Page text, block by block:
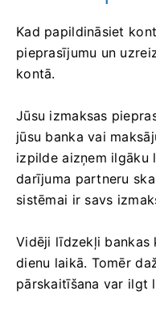
Kad papildināsiet
pieprasījumu un
kontā.
Jūsu izmaksas
jūsu banka vai
izpilde aizņem ilgāku
darījuma partneru
sistēmai ir savs
Vidēji līdzekļi
dienu laikā. Tomēr
pārskaitīšana var ilgt